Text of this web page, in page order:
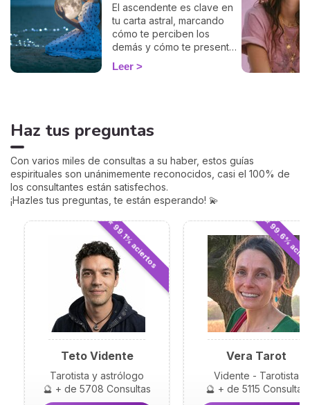
El ascendente es clave en
tu carta astral, marcando
cómo te perciben los
demás y cómo te presentas
al mundo. Con nuestro
cálculo gratuito y preciso,
zodiacal y en cómo te
relacionas con los demás.
fascinante aspecto de la
astrología y empieza a ver
tu horóscopo desde una
perspectiva renovada.
Leer
Haz tus preguntas
Con varios miles de consultas a su haber, estos guías
espirituales son unánimemente reconocidos, casi el 100% de
los consultantes están satisfechos.
¡Hazles tus preguntas, te están esperando! 💫
⭐ 99.1% aciertos
Teto Vidente
Tarotista y astrólogo
🔮 + de 5708 Consultas
⭐ 99.6%
Vera Tarot
Vidente - Tarotista
🔮 + de 5115 Consultas